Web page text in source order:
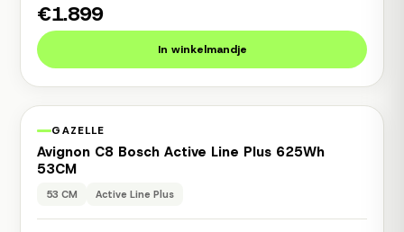
€1.899
In winkelmandje
1 jaar garantie
GAZELLE
Avignon C8 Bosch Active Line Plus 625Wh
53CM
53 CM Active Line Plus